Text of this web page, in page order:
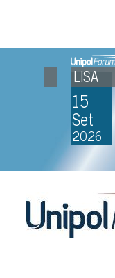
Set
2026
LISA